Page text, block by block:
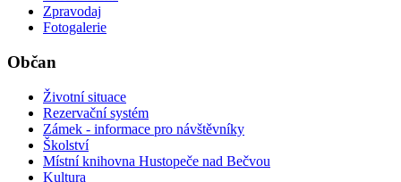
Zpravodaj
Fotogalerie
Občan
Životní situace
Rezervační systém
Zámek - informace pro návštěvníky
Školství
Místní knihovna Hustopeče nad Bečvou
Kultura